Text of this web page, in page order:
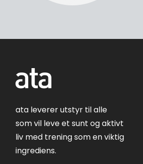
ata leverer utstyr til alle
som vil leve et sunt og aktivt
liv med trening som en viktig
ingrediens.